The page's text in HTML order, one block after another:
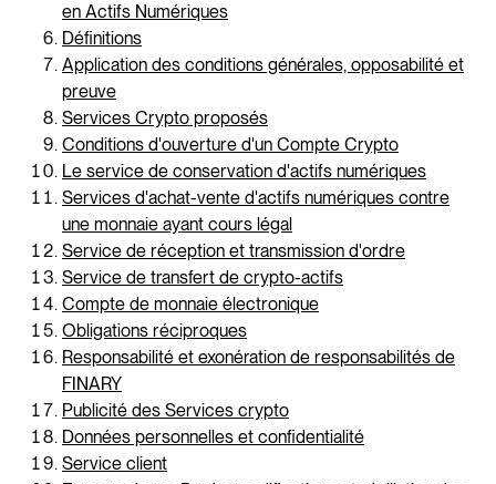
en Actifs Numériques
Définitions
Application des conditions générales, opposabilité et
preuve
Services Crypto proposés
Conditions d'ouverture d'un Compte Crypto
Le service de conservation d'actifs numériques
Services d'achat-vente d'actifs numériques contre
une monnaie ayant cours légal
Service de réception et transmission d'ordre
Service de transfert de crypto-actifs
Compte de monnaie électronique
Obligations réciproques
Responsabilité et exonération de responsabilités de
FINARY
Publicité des Services crypto
Données personnelles et confidentialité
Service client